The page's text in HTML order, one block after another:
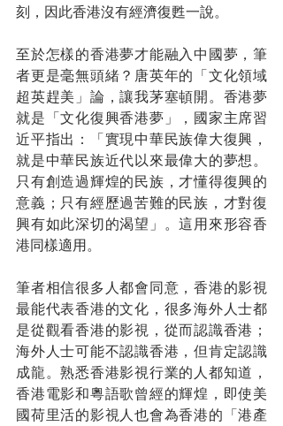
刻，因此香港沒有經濟復甦一說。
至於怎樣的香港夢才能融入中國夢，筆
者更是毫無頭緒？唐英年的「文化領域
超英趕美」論，讓我茅塞頓開。香港夢
就是「文化復興香港夢」，國家主席習
近平指出：「實現中華民族偉大復興，
就是中華民族近代以來最偉大的夢想。
只有創造過輝煌的民族，才懂得復興的
意義；只有經歷過苦難的民族，才對復
興有如此深切的渴望」。這用來形容香
港同樣適用。
筆者相信很多人都會同意，香港的影視
最能代表香港的文化，很多海外人士都
是從觀看香港的影視，從而認識香港；
海外人士可能不認識香港，但肯定認識
成龍。熟悉香港影視行業的人都知道，
香港電影和粵語歌曾經的輝煌，即使美
國荷里活的影視人也會為香港的「港產